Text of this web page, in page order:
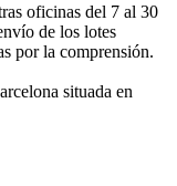
oficinas del 7 al 30
de los lotes
por la comprensión.
situada en